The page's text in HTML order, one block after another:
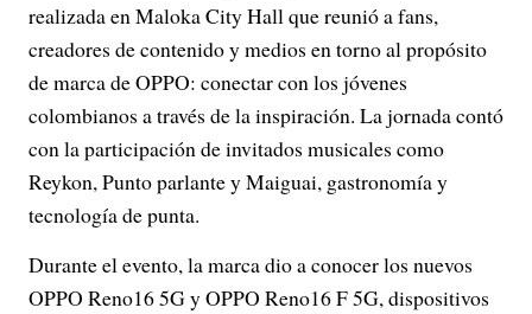
realizada en Maloka City Hall que reunió a fans,
creadores de contenido y medios en torno al propósito
de marca de OPPO: conectar con los jóvenes
colombianos a través de la inspiración. La jornada contó
con la participación de invitados musicales como
Reykon, Punto parlante y Maiguai, gastronomía y
tecnología de punta.
Durante el evento, la marca dio a conocer los nuevos
OPPO Reno16 5G y OPPO Reno16 F 5G, dispositivos